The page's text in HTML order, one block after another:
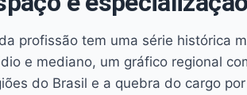
profissão tem uma série histórica
e mediano, um gráfico regional
do Brasil e a quebra do cargo